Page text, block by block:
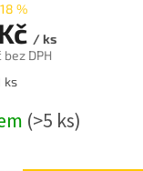
%
/ ks
bez DPH
ks
(>5 ks)